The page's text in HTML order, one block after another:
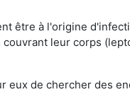
être à l'origine
leur corps
eux de chercher des